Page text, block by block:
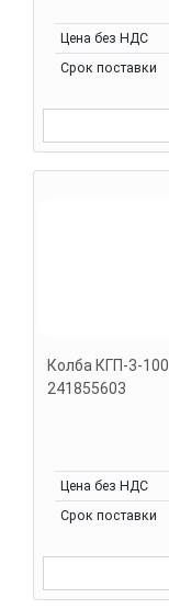
Цена без НДС
Срок поставки
Колба КГП-3-
241855603
Цена без НДС
Срок поставки